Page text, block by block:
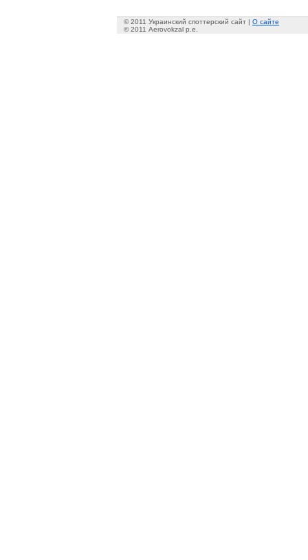
© 2011 Украинский споттерский сайт | О сайте
© 2011 Aerovokzal p.e.